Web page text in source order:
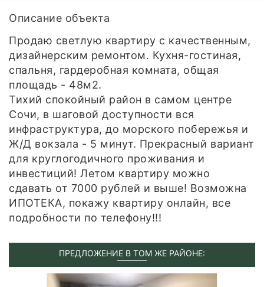
Описание объекта
Продаю светлую квартиру с качественным,
дизайнерским ремонтом. Кухня-гостиная,
спальня, гардеробная комната, общая
площадь - 48м2.
Тихий спокойный район в самом центре
Сочи, в шаговой доступности вся
инфраструктура, до морского побережья и
Ж/Д вокзала - 5 минут. Прекрасный вариант
для круглогодичного проживания и
инвестиций! Летом квартиру можно
сдавать от 7000 рублей и выше! Возможна
ИПОТЕКА, покажу квартиру онлайн, все
подробности по телефону!!!
ПРЕДЛОЖЕНИЕ В ТОМ ЖЕ РАЙОНЕ: